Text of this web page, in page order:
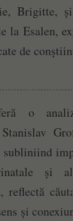
Brigitte,
la Esalen,
de
o
subliniind
și
reflectă
și